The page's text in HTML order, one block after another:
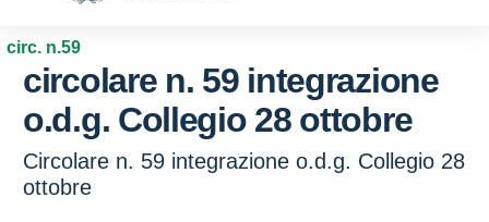
circ. n.59
circolare n. 59 integrazione
o.d.g. Collegio 28 ottobre
Circolare n. 59 integrazione o.d.g. Collegio 28
ottobre